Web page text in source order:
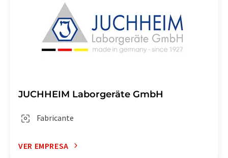
JUCHHEIM Laborgeräte GmbH
Fabricante
VER EMPRESA